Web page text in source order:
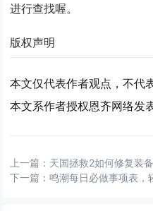
进行查找喔。
版权声明
本文仅代表作者观点，不代
本文系作者授权恩齐网络发
上一篇： 天国拯救2如何修复装
下一篇：鸣潮每日必做事项表，